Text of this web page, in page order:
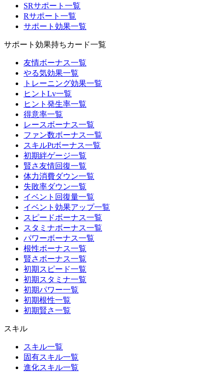
SRサポート一覧
Rサポート一覧
サポート効果一覧
サポート効果持ちカード一覧
友情ボーナス一覧
やる気効果一覧
トレーニング効果一覧
ヒントLv一覧
ヒント発生率一覧
得意率一覧
レースボーナス一覧
ファン数ボーナス一覧
スキルPtボーナス一覧
初期絆ゲージ一覧
賢さ友情回復一覧
体力消費ダウン一覧
失敗率ダウン一覧
イベント回復量一覧
イベント効果アップ一覧
スピードボーナス一覧
スタミナボーナス一覧
パワーボーナス一覧
根性ボーナス一覧
賢さボーナス一覧
初期スピード一覧
初期スタミナ一覧
初期パワー一覧
初期根性一覧
初期賢さ一覧
スキル
スキル一覧
固有スキル一覧
進化スキル一覧